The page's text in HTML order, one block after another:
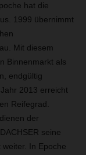
hat die
1999 übernimmt
Mit diesem
Binnenmarkt als
endgültig
2013 erreicht
Reifegrad.
der
seine
In Epoche